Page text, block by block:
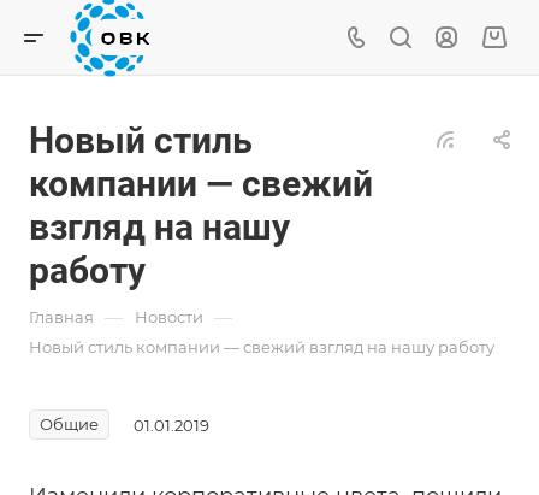
Новый стиль
компании — свежий
взгляд на нашу
работу
Главная — Новости —
Новый стиль компании — свежий взгляд на нашу работу
Общие 01.01.2019